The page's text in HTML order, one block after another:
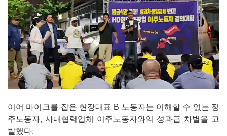
이어 마이크를 잡은 현장대표 B 노동자는 이해할 수 없는 정
주노동자, 사내협력업체 이주노동자와의 성과급 차별을 고
발했다.